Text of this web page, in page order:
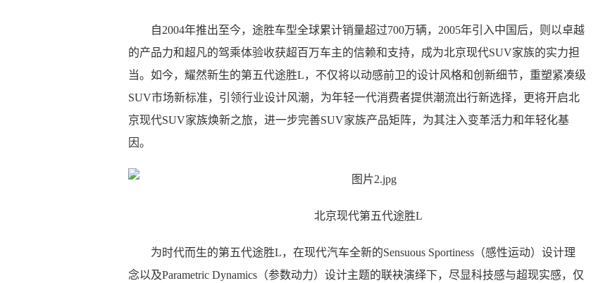
自2004年推出至今，途胜车型全球累计销量超过700万辆，2005年引入中国后，则以卓越
的产品力和超凡的驾乘体验收获超百万车主的信赖和支持，成为北京现代SUV家族的实力担
当。如今，耀然新生的第五代途胜L，不仅将以动感前卫的设计风格和创新细节，重塑紧凑级
SUV市场新标准，引领行业设计风潮，为年轻一代消费者提供潮流出行新选择，更将开启北
京现代SUV家族焕新之旅，进一步完善SUV家族产品矩阵，为其注入变革活力和年轻化基
因。
北京现代第五代途胜L
为时代而生的第五代途胜L，在现代汽车全新的Sensuous Sportiness（感性运动）设计理
念以及Parametric Dynamics（参数动力）设计主题的联袂演绎下，尽显科技感与超现实感，仅